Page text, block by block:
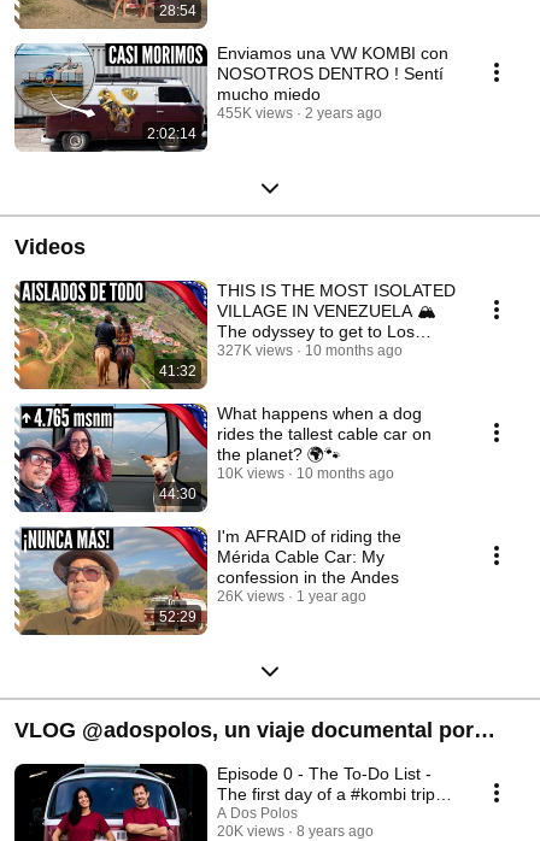
28:54
2:02:14
Enviamos una VW KOMBI con
NOSOTROS DENTRO ! Sentí
mucho miedo
455K views 2 years ago
Videos
41:32
THIS IS THE MOST ISOLATED
VILLAGE IN VENEZUELA 🏔️
The odyssey to get to Los
Nevados.
327K views 10 months ago
44:30
What happens when a dog
rides the tallest cable car on
the planet? 🌍🐾
10K views 10 months ago
52:29
I'm AFRAID of riding the
Mérida Cable Car: My
confession in the Andes
26K views 1 year ago
VLOG @adospolos, un viaje documental por
América abordo de una VW Kombi, Saliendo
desde Venezuela hasta Patagonia y Luego
Alaska.
Episode 0 - The To-Do List -
The first day of a #kombi trip
across #America
A Dos Polos
20K views
8 years ago